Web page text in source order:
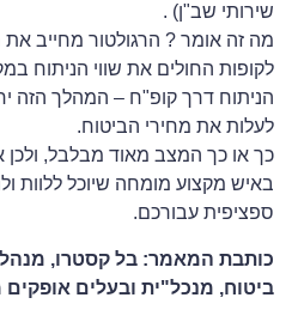
שירותי שב"ן) .
מה זה אומר ? הרגולטור מחייב
לקופות החולים את שווי הניתוח
הניתוח דרך קופ"ח – המהלך הזה
לעלות את מחירי הביטוח.
כך או כך המצב מאוד מבלבל, ולכן
באיש מקצוע מומחה שיוכל ללוות
ספציפית עבורכם.
כותבת המאמר: בל קסטרו,
ביטוח, מנכל"ית ובעלים